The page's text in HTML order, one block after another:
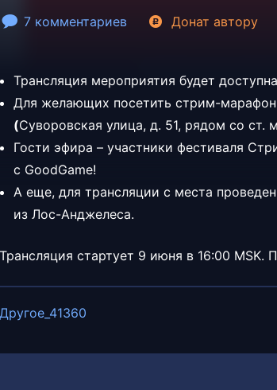
7 комментариев Донат автору
Трансляция мероприятия будет
Для желающих посетить стрим-марафон
(Суворовская улица, д. 51, рядом со
Гости эфира – участники фестиваля
с GoodGame!
А еще, для трансляции с места
из Лос-Анджелеса.
Трансляция стартует 9 июня в 16:00 MSK.
Другое_41360